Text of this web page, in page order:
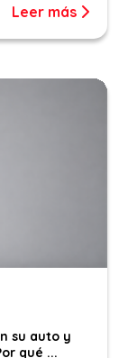
Leer más
su auto y
qué ...